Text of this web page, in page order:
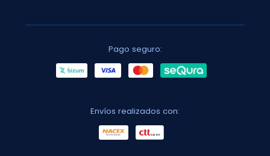
Pago seguro:
Envíos realizados con: